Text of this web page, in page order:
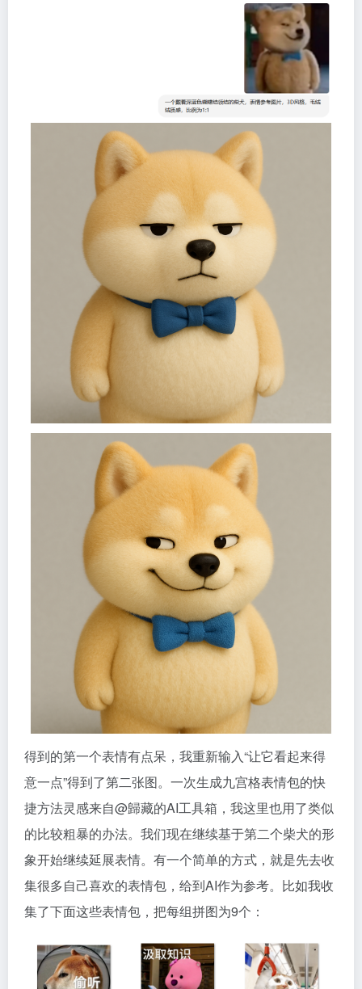
得到的第一个表情有点呆，我重新输入“让它看起来得
意一点”得到了第二张图。一次生成九宫格表情包的快
捷方法灵感来自@歸藏的AI工具箱，我这里也用了类似
的比较粗暴的办法。我们现在继续基于第二个柴犬的形
象开始继续延展表情。有一个简单的方式，就是先去收
集很多自己喜欢的表情包，给到AI作为参考。比如我收
集了下面这些表情包，把每组拼图为9个：